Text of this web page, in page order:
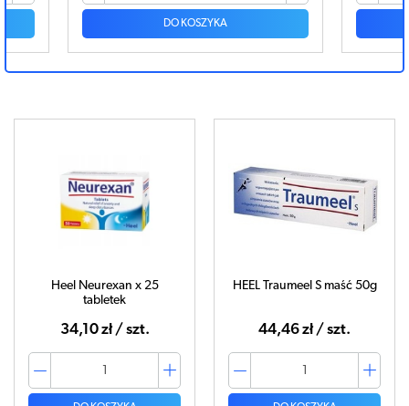
DO KOSZYKA
Heel Neurexan x 25
tabletek
34,10 zł / szt.
HEEL Traumeel S maść 50g
44,46 zł / szt.